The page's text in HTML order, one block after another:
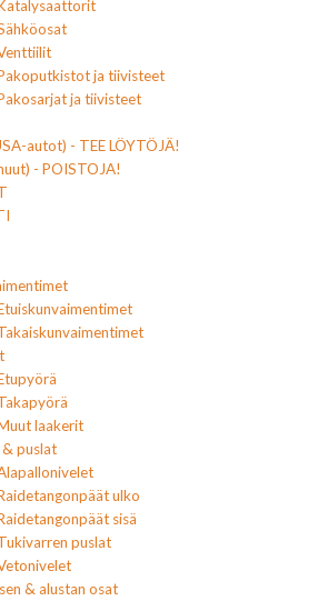
ja tiivisteet
ja tiivisteet
autot) - TEE LÖYTÖJÄ!
- POISTOJA!
laakerit
puslat
ulko
sisä
puslat
& alustan osat